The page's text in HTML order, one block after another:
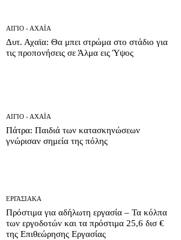
ΑΊΓΙΟ - ΑΧΑΪ́Α
Δυτ. Αχαϊα: Θα μπει στρώμα στο στάδιο για
τις προπονήσεις σε Άλμα εις Ύψος
ΑΊΓΙΟ - ΑΧΑΪ́Α
Πάτρα: Παιδιά των κατασκηνώσεων
γνώρισαν σημεία της πόλης
ΕΡΓΑΣΙΑΚΆ
Πρόστιμα για αδήλωτη εργασία – Τα κόλπα
των εργοδοτών και τα πρόστιμα 25,6 δισ €
της Επιθεώρησης Εργασίας